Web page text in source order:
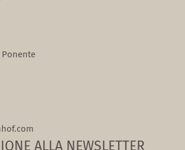
Ponente
com
ALLA NEWSLETTER